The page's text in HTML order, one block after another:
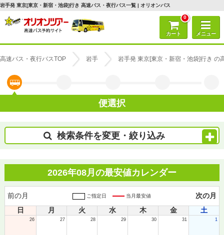
岩手発 東京[東京・新宿・池袋]行き 高速バス・夜行バス一覧 | オリオンバス
0
カート メニュー
高速バス・夜行バスTOP 岩手 岩手発 東京[東京・新宿・池袋]行き の
便選択
検索条件を変更・絞り込み
2026年08月の最安値カレンダー
前の月 ご指定日 当月最安値
次の月
日
月 火 水 木 金 土
26 27 28 29 30 31 1